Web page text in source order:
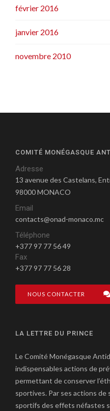
février 2016
janvier 2016
novembre 2010
COMITÉ MONÉGASQUE
Adresse
13 avenue des Castelans,
98000 MONACO
Email
contacts@onad-monaco.mc
Téléphone
+377 97 77 56 49
Fax
+377 97 77 56 28
NOUS CONTACTER
LA LETTRE DU PRINCE
Le Comité Monégasque
indispensables actions de
permettant de conserver
sportives. Par ses actions de
sportifs des effets néfastes